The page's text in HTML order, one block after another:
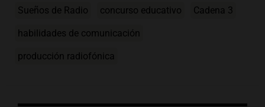
Sueños de Radio concurso educativo Cadena 3
habilidades de comunicación
producción radiofónica